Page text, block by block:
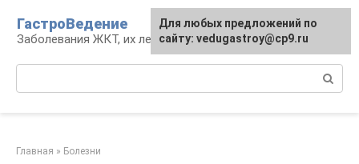
контенту
ГастроВедение
Заболевания ЖКТ, их лечение и профилактика
Главная » Болезни
Для любых предложений по
сайту: vedugastroy@cp9.ru